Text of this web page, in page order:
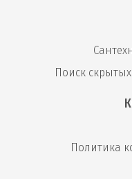
Поиск
Политика